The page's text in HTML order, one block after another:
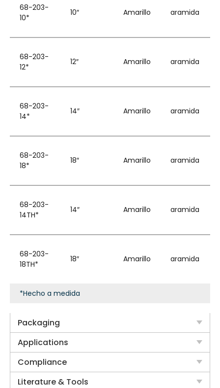
68-203-
10*
10″ Amarillo aramida
68-203-
12*
12″ Amarillo aramida
68-203-
14*
14″ Amarillo aramida
68-203-
18*
18″ Amarillo aramida
68-203-
14TH*
14″ Amarillo aramida
68-203-
18TH*
18″ Amarillo aramida
*Hecho a medida
Packaging
Applications
Compliance
Literature & Tools